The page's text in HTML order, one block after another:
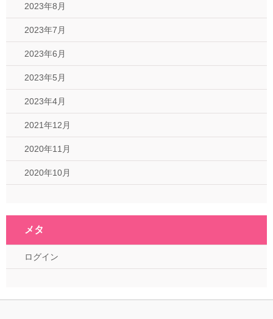
2023年8月
2023年7月
2023年6月
2023年5月
2023年4月
2021年12月
2020年11月
2020年10月
メタ
ログイン